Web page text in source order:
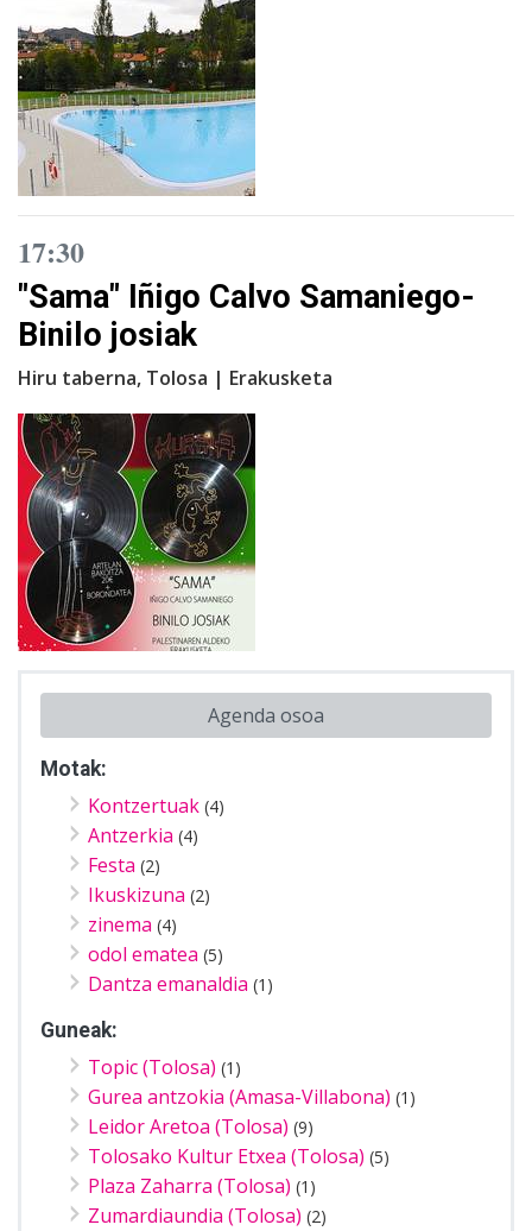
17:30
"Sama" Iñigo Calvo Samaniego-
Binilo josiak
Hiru taberna, Tolosa | Erakusketa
Agenda osoa
Motak:
Kontzertuak (4)
Antzerkia (4)
Festa (2)
Ikuskizuna (2)
zinema (4)
odol ematea (5)
Dantza emanaldia (1)
Guneak:
Topic (Tolosa) (1)
Gurea antzokia (Amasa-Villabona) (1)
Leidor Aretoa (Tolosa) (9)
Tolosako Kultur Etxea (Tolosa) (5)
Plaza Zaharra (Tolosa) (1)
Zumardiaundia (Tolosa) (2)